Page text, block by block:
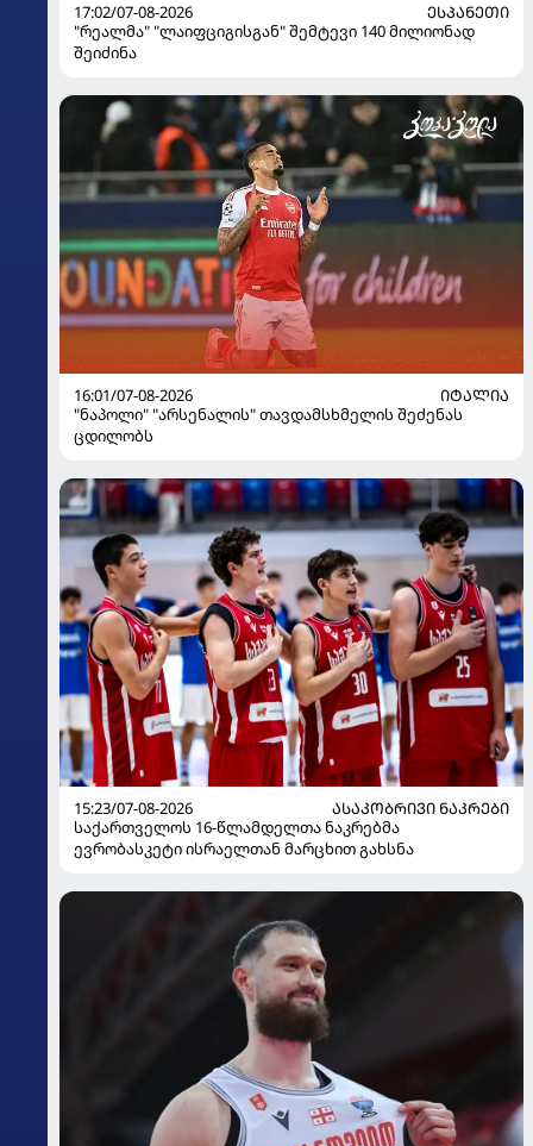
17:02/07-08-2026
ᲔᲡᲞᲐᲜᲔᲗᲘ
"რეალმა" "ლაიფციგისგან" შემტევი 140 მილიონად
შეიძინა
16:01/07-08-2026
ᲘᲢᲐᲚᲘᲐ
"ნაპოლი" "არსენალის" თავდამსხმელის შეძენას
ცდილობს
15:23/07-08-2026
ᲐᲡᲐᲙᲝᲑᲠᲘᲕᲘ ᲜᲐᲙᲠᲔᲑᲘ
საქართველოს 16-წლამდელთა ნაკრებმა
ევრობასკეტი ისრაელთან მარცხით გახსნა